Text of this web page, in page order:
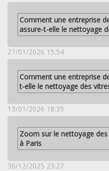
Comment une entreprise
assure-t-elle le nettoyage
27/01/2026 15:54
Comment une entreprise
t-elle le nettoyage des
13/01/2026 18:35
Zoom sur le nettoyage
à Paris
30/12/2025 23:27